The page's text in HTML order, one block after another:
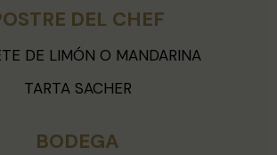
DEL CHEF
DE LIMÓN O MANDARINA
TARTA SACHER
BODEGA